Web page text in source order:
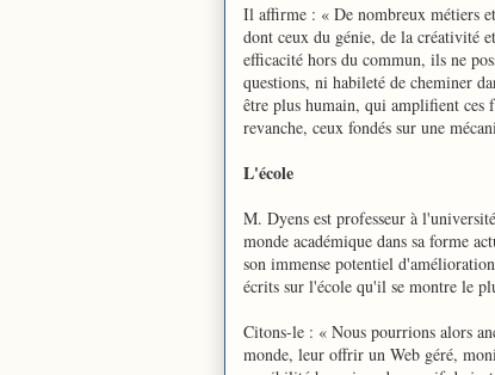
Il affirme : « De nombreux métiers
dont ceux du génie, de la créativité
efficacité hors du commun, ils ne
questions, ni habileté de cheminer
être plus humain, qui amplifient ces
revanche, ceux fondés sur une
L'école
M. Dyens est professeur à
monde académique dans sa forme
son immense potentiel
écrits sur l'école qu'il se montre le
Citons-le : « Nous pourrions alors
monde, leur offrir un Web géré,